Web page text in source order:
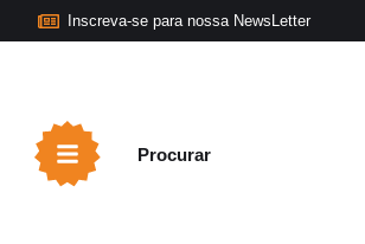
Inscreva-se para nossa NewsLetter
Procurar